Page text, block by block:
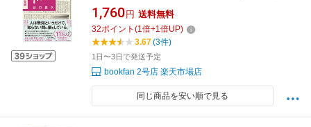
口たかひさ
1,760 円 送料無料
32ポイント (1倍+1倍UP)
3.67(3件)
1日〜3日で発送予定
bookfan 2号店 楽天市場店
同じ商品を安い順で見る